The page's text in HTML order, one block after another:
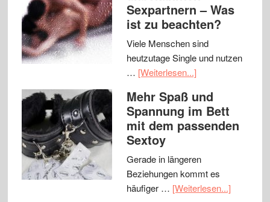
Sexpartnern – Was
ist zu beachten?
Viele Menschen sind
heutzutage Single und nutzen
… [Weiterlesen...]
Mehr Spaß und
Spannung im Bett
mit dem passenden
Sextoy
Gerade in längeren
Beziehungen kommt es
häufiger … [Weiterlesen...]